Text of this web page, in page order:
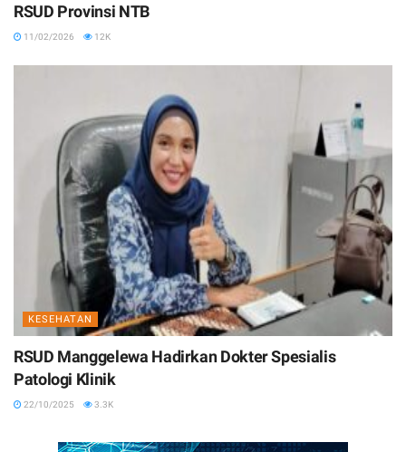
RSUD Provinsi NTB
11/02/2026 12K
KESEHATAN
RSUD Manggelewa Hadirkan Dokter Spesialis
Patologi Klinik
22/10/2025 3.3K